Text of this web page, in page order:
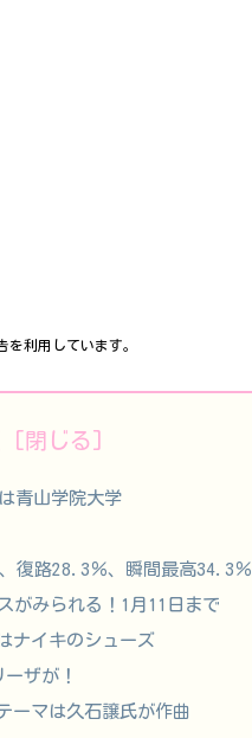
を利用しています。
青山学院大学
復路28.3％、瞬間最高34.3％
がみられる！1月11日まで
ナイキのシューズ
ザが！
ーマは久石譲氏が作曲